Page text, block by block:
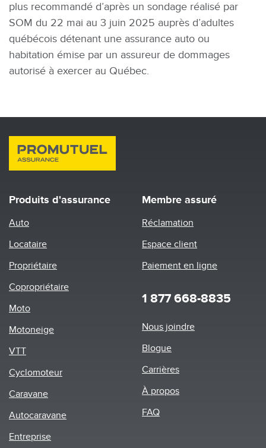
plus recommandé d’après un sondage réalisé par
SOM du 22 mai au 3 juin 2025 auprès d’adultes
québécois détenant une assurance auto ou
habitation émise par un assureur de dommages
autorisé à exercer au Québec.
Produits d'assurance
Auto
Locataire
Propriétaire
Copropriétaire
Moto
Motoneige
VTT
Cyclomoteur
Caravane
Autocaravane
Entreprise
Membre assuré
Réclamation
Espace client
Paiement en ligne
1 877 668-8835
Footer
Nous joindre
Blogue
Carrières
À propos
FAQ